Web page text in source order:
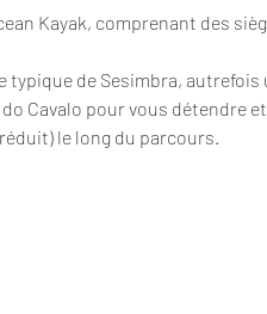
Kayak, comprenant des
typique de Sesimbra,
Cavalo pour vous détendre
le long du parcours.